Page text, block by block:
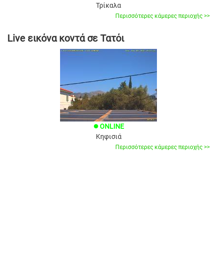
Τρίκαλα
Περισσότερες κάμερες περιοχής >>
Live εικόνα κοντά σε Τατόι
brightness_1 ONLINE
Κηφισιά
Περισσότερες κάμερες περιοχής >>